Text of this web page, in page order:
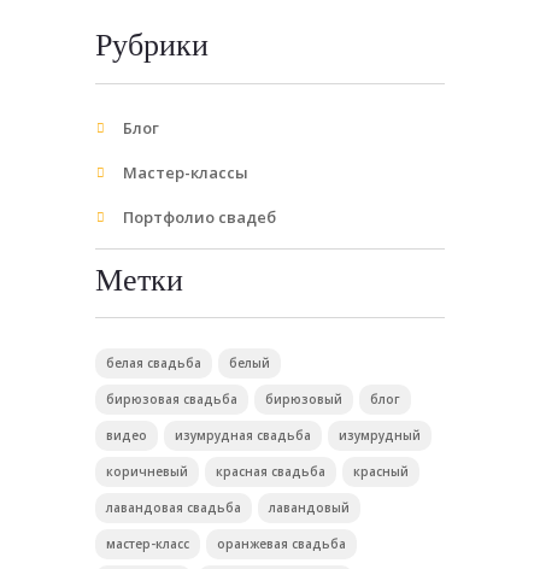
Рубрики
Блог
Мастер-классы
Портфолио свадеб
Метки
белая свадьба белый
бирюзовая свадьба бирюзовый блог
видео изумрудная свадьба изумрудный
коричневый красная свадьба красный
лавандовая свадьба лавандовый
мастер-класс оранжевая свадьба